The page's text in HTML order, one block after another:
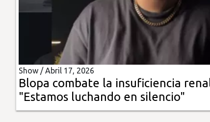
Multimedia
Impreso
Show /Abril 17, 2026
Blopa combate la insuficiencia
"Estamos luchando en silencio"